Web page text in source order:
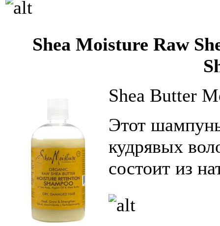
Shea Moisture Raw
Shea Butter
Этот
кудрявых
состоит из